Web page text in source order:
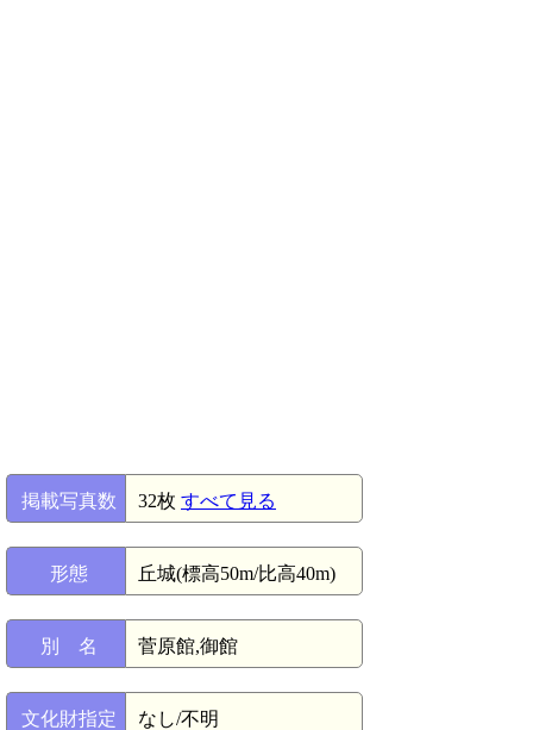
掲載写真数 32枚 すべて見る
形態 丘城(標高50m/比高40m)
別 名 菅原館,御館
文化財指定 なし/不明